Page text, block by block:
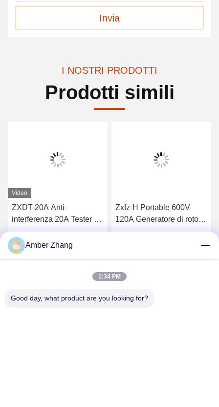
Invia
I NOSTRI PRODOTTI
Prodotti simili
Video
ZXDT-20A Anti-
interferenza 20A Tester di
continuità di terra
Conducenza del piombo
verso il basso
Ottieni il miglior prezzo
Zxfz-H Portable 600V
120A Generatore di rotore
AC Impedance Tester
Amber Zhang
1:34 PM
Good day, what product are you looking for?